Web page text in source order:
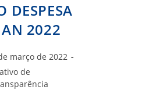
DESPESA
2022
março de 2022
de